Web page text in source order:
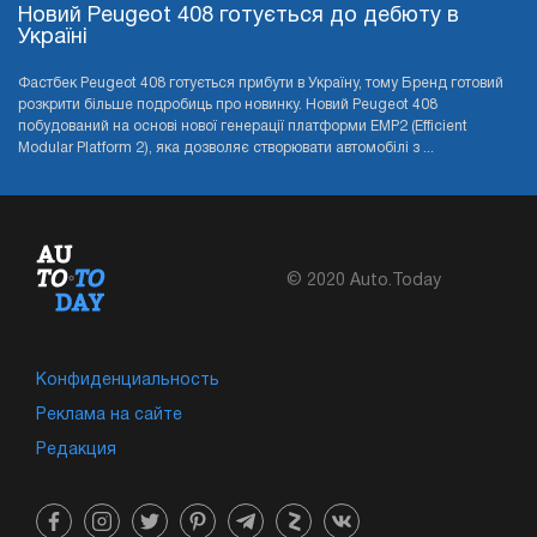
Новий Peugeot 408 готується до дебюту в
Україні
Фастбек Peugeot 408 готується прибути в Україну, тому Бренд готовий
розкрити більше подробиць про новинку. Новий Peugeot 408
побудований на основі нової генерації платформи EMP2 (Efficient
Modular Platform 2), яка дозволяє створювати автомобілі з ...
© 2020 Auto.Today
Конфиденциальность
Реклама на сайте
Редакция